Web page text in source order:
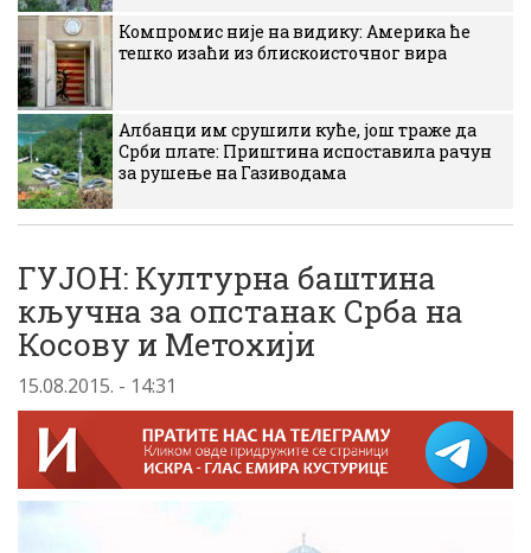
Компромис није на видику: Америка ће
тешко изаћи из блискоисточног вира
Албанци им срушили куће, још траже да
Срби плате: Приштина испоставила рачун
за рушење на Газиводама
ГУЈОН: Културна баштина
кључна за опстанак Срба на
Косову и Метохији
15.08.2015. - 14:31